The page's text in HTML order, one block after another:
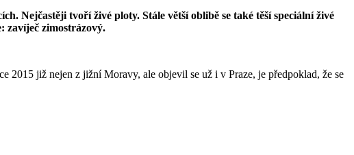
Nejčastěji tvoří živé ploty. Stále větší oblibě se také těší speciální živé
zavíječ zimostrázový.
2015 již nejen z jižní Moravy, ale objevil se už i v Praze, je předpoklad, že se